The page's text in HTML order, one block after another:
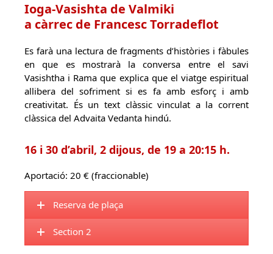
Ioga-Vasishta de Valmiki
a càrrec de Francesc Torradeflot
Es farà una lectura de fragments d’històries i fàbules
en que es mostrarà la conversa entre el savi
Vasishtha i Rama que explica que el viatge espiritual
allibera del sofriment si es fa amb esforç i amb
creativitat. És un text clàssic vinculat a la corrent
clàssica del Advaita Vedanta hindú.
16 i 30 d’abril, 2 dijous, de 19 a 20:15 h.
Aportació: 20 € (fraccionable)
Reserva de plaça
Section 2